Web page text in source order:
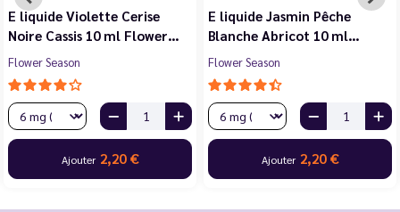
E liquide Violette Cerise
Noire Cassis 10 ml Flower…
Flower Season
Ajouter 2,20 €
E liquide Jasmin Pêche
Blanche Abricot 10 ml…
Flower Season
Ajouter 2,20 €